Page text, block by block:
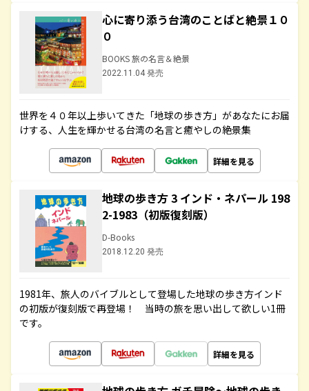
心に寄り添う台湾のことばと絶景１０
０
BOOKS 旅の名言＆絶景
2022.11.04 発売
世界を４０年以上歩いてきた「地球の歩き方」があなたにお届
けする、人生を輝かせる台湾の名言と癒やしの絶景集
詳細を見る
地球の歩き方 3 インド・ネパール 198
2-1983（初版復刻版）
D-Books
2018.12.20 発売
1981年、旅人のバイブルとして登場した地球の歩き方インド
の初版が復刻版で再登場！ 当時の旅を思い出して欲しい1冊
です。
詳細を見る